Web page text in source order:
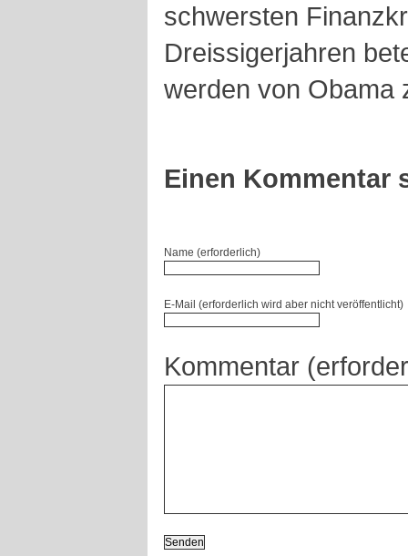
schwersten
Dreissigerjahren
werden von Obama
Einen Kommentar
Name (erforderlich)
E-Mail (erforderlich wird aber nicht veröffentlicht)
Kommentar